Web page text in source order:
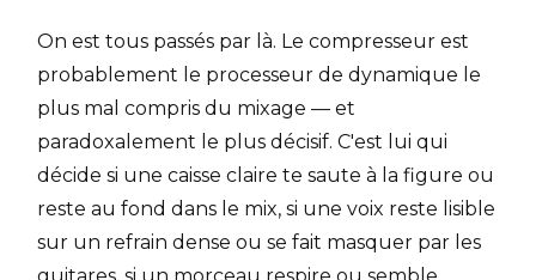
On est tous passés par là. Le compresseur est
probablement le processeur de dynamique le
plus mal compris du mixage — et
paradoxalement le plus décisif. C'est lui qui
décide si une caisse claire te saute à la figure ou
reste au fond dans le mix, si une voix reste lisible
sur un refrain dense ou se fait masquer par les